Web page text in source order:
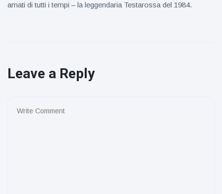
amati di tutti i tempi – la leggendaria Testarossa del 1984.
Leave a Reply